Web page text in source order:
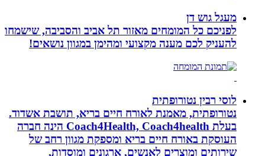
מעגל גוש דן
לפניכם כל המומחים מאזור תל אביב והסביבה, שישמחו
להעניק לכם מענה מקצועי ומהימן במגוון נושאים!
לוסי רבין נטורופתית
נטורופתית, מאמנת לאורח חיים בריא, תושבת אשדוד.
בעלת Coach4Health, Coach4health הינה חברה
העוסקת באורח חיים בריא ומספקת מגוון רחב של
שירותים ומוצרים לאנשים, ארגונים ומוסדות,